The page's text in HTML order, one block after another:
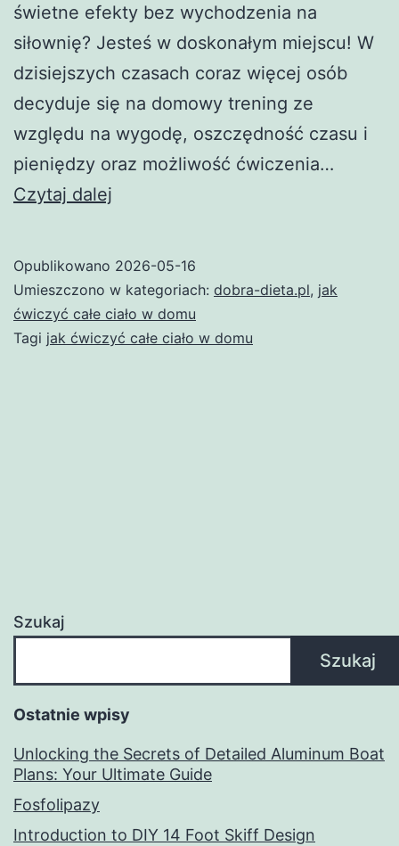
świetne efekty bez wychodzenia na
siłownię? Jesteś w doskonałym miejscu! W
dzisiejszych czasach coraz więcej osób
decyduje się na domowy trening ze
względu na wygodę, oszczędność czasu i
pieniędzy oraz możliwość ćwiczenia…
Czytaj dalej
ciało
w
domu
Opublikowano 2026-05-16
Umieszczono w kategoriach: dobra-dieta.pl, jak
ćwiczyć całe ciało w domu
Tagi jak ćwiczyć całe ciało w domu
Szukaj
Szukaj
Ostatnie wpisy
Unlocking the Secrets of Detailed Aluminum Boat
Plans: Your Ultimate Guide
Fosfolipazy
Introduction to DIY 14 Foot Skiff Design